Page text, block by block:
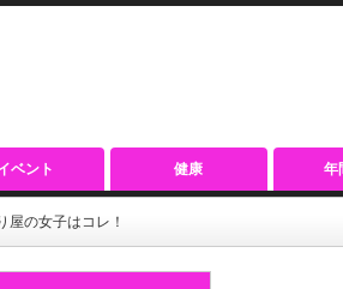
ベント 健康 年
屋の女子はコレ！